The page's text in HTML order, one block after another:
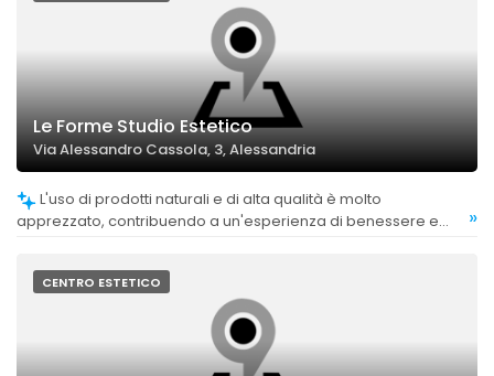
Le Forme Studio Estetico
Via Alessandro Cassola, 3, Alessandria
apprezzato, contribuendo a un'esperienza di benessere e
»
CENTRO ESTETICO